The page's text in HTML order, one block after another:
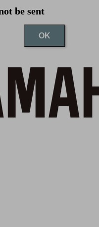
be sent
OK